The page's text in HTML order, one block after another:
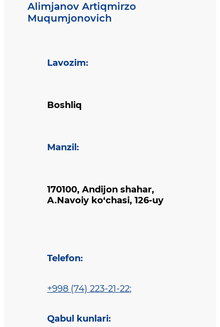
Alimjanov Artiqmirzo
Muqumjonovich
Lavozim:
Boshliq
Manzil :
170100, Andijon shahar,
A.Navoiy ko‘chasi, 126-uy
Telefon:
+998 (74) 223-21-22;
Qabul kunlari: